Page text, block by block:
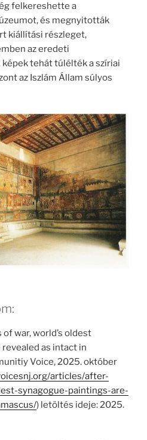
felkereshette a
és megnyitották
kiállítási részleget,
az eredeti
tehát túlélték a szíriai
az Iszlám Állam súlyos
war, world’s oldest
as intact in
Voice, 2025. október
articles/after-
synagogue-paintings-are-
) letöltés ideje: 2025.